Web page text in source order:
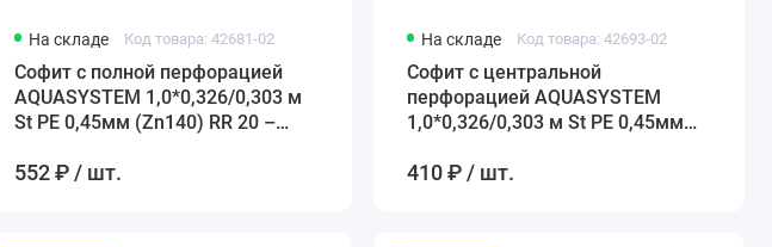
На складе Код товара: 42681-02
Софит с полной перфорацией
AQUASYSTEM 1,0*0,326/0,303 м
St PE 0,45мм (Zn140) RR 20 –
552 ₽ / шт.
На складе Код товара: 42693-02
Софит с центральной
перфорацией AQUASYSTEM
1,0*0,326/0,303 м St PE 0,45мм
410 ₽ / шт.